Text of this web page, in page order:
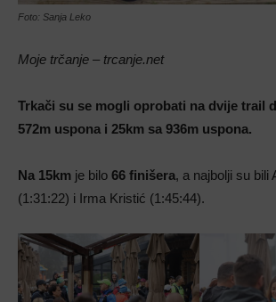
Foto: Sanja Leko
Moje trčanje – trcanje.net
Trkači su se mogli oprobati na dvije trail
572m uspona i 25km sa 936m uspona.
Na 15km je bilo 66 finišera, a najbolji su bili
(1:31:22) i Irma Kristić (1:45:44).